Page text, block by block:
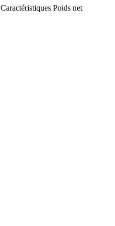
Caractéristiques Poids net